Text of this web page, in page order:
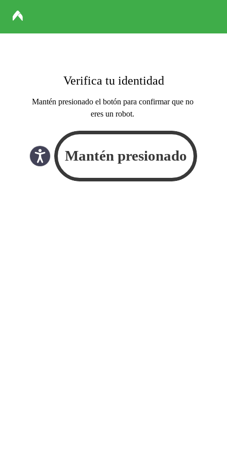
Verifica tu identidad
Mantén presionado el botón para confirmar que no
eres un robot.